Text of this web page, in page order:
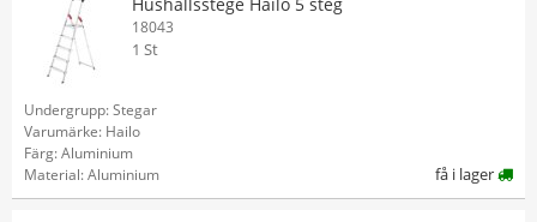
18043
1 St
Undergrupp: Stegar
Varumärke: Hailo
Färg: Aluminium
Material: Aluminium
få i lager